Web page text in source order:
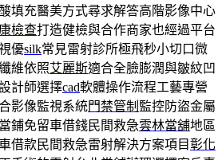
填充醫美方式尋求解答高階影像中心
檢查打造健檢與合作商家也經過平台
優silk常見雷射診所極飛秒小切口微
維依照艾麗斯適合全臉膨潤與皺紋凹
計師選擇cad軟體操作流程工藝專營
影像監視系統門禁管制 監控防盜金屬
鋪免留車借錢民間救急雲林當舖地區
借款民間救急雷射解決方案項目彰化